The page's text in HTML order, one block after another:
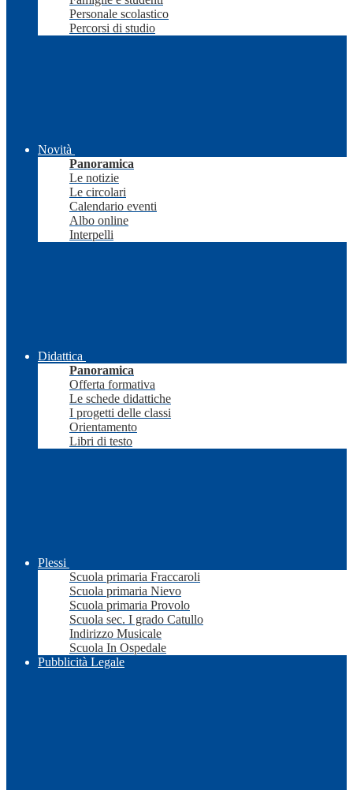
Personale scolastico
Percorsi di studio
Novità
Panoramica
Le notizie
Le circolari
Calendario eventi
Albo online
Interpelli
Didattica
Panoramica
Offerta formativa
Le schede didattiche
I progetti delle classi
Orientamento
Libri di testo
Plessi
Scuola primaria Fraccaroli
Scuola primaria Nievo
Scuola primaria Provolo
Scuola sec. I grado Catullo
Indirizzo Musicale
Scuola In Ospedale
Pubblicità Legale